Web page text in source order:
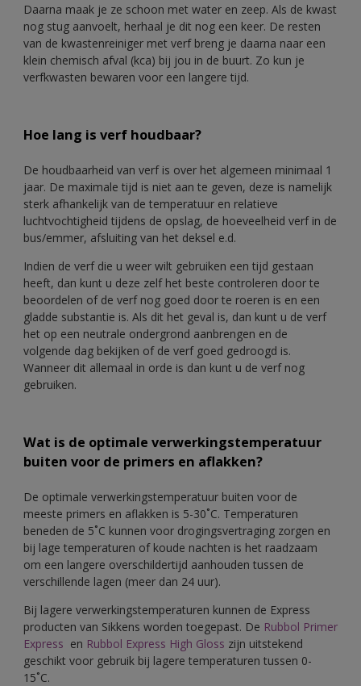
Daarna maak je ze schoon met water en zeep. Als de kwast
nog stug aanvoelt, herhaal je dit nog een keer. De resten
van de kwastenreiniger met verf breng je daarna naar een
klein chemisch afval (kca) bij jou in de buurt. Zo kun je
verfkwasten bewaren voor een langere tijd.
Hoe lang is verf houdbaar?
De houdbaarheid van verf is over het algemeen minimaal 1
jaar. De maximale tijd is niet aan te geven, deze is namelijk
sterk afhankelijk van de temperatuur en relatieve
luchtvochtigheid tijdens de opslag, de hoeveelheid verf in de
bus/emmer, afsluiting van het deksel e.d.
Indien de verf die u weer wilt gebruiken een tijd gestaan
heeft, dan kunt u deze zelf het beste controleren door te
beoordelen of de verf nog goed door te roeren is en een
gladde substantie is. Als dit het geval is, dan kunt u de verf
het op een neutrale ondergrond aanbrengen en de
volgende dag bekijken of de verf goed gedroogd is.
Wanneer dit allemaal in orde is dan kunt u de verf nog
gebruiken.
Wat is de optimale verwerkingstemperatuur
buiten voor de primers en aflakken?
De optimale verwerkingstemperatuur buiten voor de
meeste primers en aflakken is 5-30˚C. Temperaturen
beneden de 5˚C kunnen voor drogingsvertraging zorgen en
bij lage temperaturen of koude nachten is het raadzaam
om een langere overschildertijd aanhouden tussen de
verschillende lagen (meer dan 24 uur).
Bij lagere verwerkingstemperaturen kunnen de Express
producten van Sikkens worden toegepast. De Rubbol Primer
Express en Rubbol Express High Gloss zijn uitstekend
geschikt voor gebruik bij lagere temperaturen tussen 0-
15˚C.